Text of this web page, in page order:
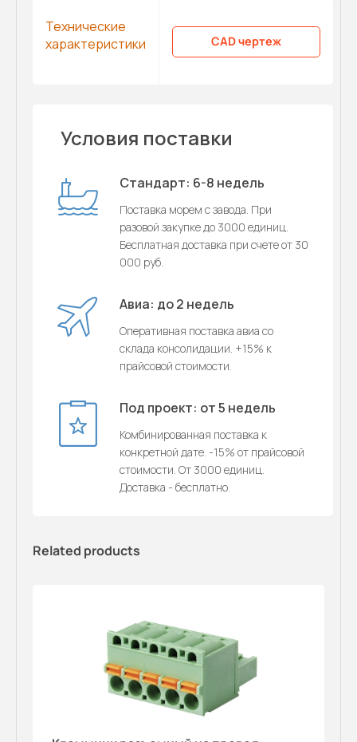
Технические
характеристики
CAD чертеж
Условия поставки
Стандарт: 6-8 недель
Поставка морем с завода. При
разовой закупке до 3000 единиц.
Бесплатная доставка при счете от 30
000 руб.
Авиа: до 2 недель
Оперативная поставка авиа со
склада консолидации. +15% к
прайсовой стоимости.
Под проект: от 5 недель
Комбинированная поставка к
конкретной дате. -15% от прайсовой
стоимости. От 3000 единиц.
Доставка - бесплатно.
Related products